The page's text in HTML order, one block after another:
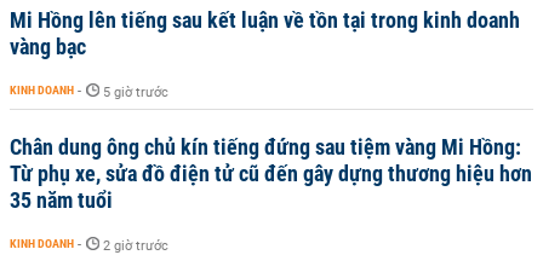
Mi Hồng lên tiếng sau kết luận về tồn tại trong kinh doanh
vàng bạc
KINH DOANH - 5 giờ trước
Chân dung ông chủ kín tiếng đứng sau tiệm vàng Mi Hồng:
Từ phụ xe, sửa đồ điện tử cũ đến gây dựng thương hiệu hơn
35 năm tuổi
KINH DOANH - 2 giờ trước